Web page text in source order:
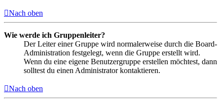
Nach oben
Wie werde ich Gruppenleiter?
Der Leiter einer Gruppe wird normalerweise durch die Board-
Administration festgelegt, wenn die Gruppe erstellt wird.
Wenn du eine eigene Benutzergruppe erstellen möchtest, dann
solltest du einen Administrator kontaktieren.
Nach oben